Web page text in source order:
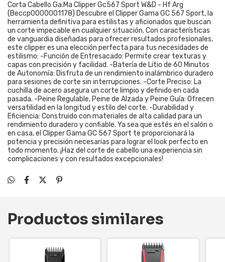
Corta Cabello Ga.Ma Clipper Gc567 Sport W&D - Hf Arg
(Beccp0000001178) Descubre el Clipper Gama GC 567 Sport, la
herramienta definitiva para estilistas y aficionados que buscan
un corte impecable en cualquier situación. Con características
de vanguardia diseñadas para ofrecer resultados profesionales,
este clipper es una elección perfecta para tus necesidades de
estilismo: -Función de Entresacado: Permite crear texturas y
capas con precisión y facilidad. -Batería de Litio de 60 Minutos
de Autonomía: Disfruta de un rendimiento inalámbrico duradero
para sesiones de corte sin interrupciones. -Corte Preciso: La
cuchilla de acero asegura un corte limpio y definido en cada
pasada. -Peine Regulable, Peine de Alzada y Peine Guía: Ofrecen
versatilidad en la longitud y estilo del corte. -Durabilidad y
Eficiencia: Construido con materiales de alta calidad para un
rendimiento duradero y confiable. Ya sea que estés en el salón o
en casa, el Clipper Gama GC 567 Sport te proporcionará la
potencia y precisión necesarias para lograr el look perfecto en
todo momento. ¡Haz del corte de cabello una experiencia sin
complicaciones y con resultados excepcionales!
Productos similares